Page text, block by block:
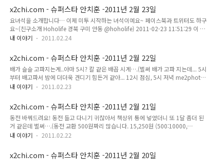
me2mobile me2photo) 2011-02-24 21:14:32 식후 디져트 커피한잔하며 수성
못 한ㅂㅏ퀴!(회식 후식 다이어트. 떡진 머리로 다음 코스는? ㅋㅋ me2mobile
me2photo) 2011-02-24 22:40:51 이틀 꼬박 일하고 저녁 겸 회식 간단히 하고…
집에 왔는데… 아깐 갠찮았는데.. 기분이 급 다운이네….(힘내자 힘... 피곤 얼른 ..
x2chi.com - 슈퍼스타 안치훈 -2011년 2월 23일
요녀석을 소개합니다… 이제 미투 시작하는 녀석이예요~ 페이스북과 트위터도 하구
요~(친구소개 Hoholife 경북 구미 안동 @hoholife) 2011-02-23 11:51:29 이 글
은 슈퍼스타님의 2011년 2월 23일의 미투데이 내용입니다.
내 이야기 2011.02.24
x2chi.com - 슈퍼스타 안치훈 -2011년 2월 22일
배가 슬슬 고파지는게..아마 5시? 칼 같은 배꼽 시계….(벌써 배가 고파 지는데... 5시
부터 배고파서 밤에 더더욱 견디기 힘든거 같아... 12시 점심, 5시 저녁 me2photo)
2011-02-22 17:06:12 “해구멍도 안이먹었는데~!”~ 옛날 아머지보다 더 어른들이
아들아 by x22chi 에 남긴 글(해석 "해도 아직 안넘어 갔는데~" 반댓말 "햇 구멍도
안민는데~!" ^^ 경상북도 안동 사투리 방언 아버지인데 아머지로 오타 났네요...)
2011-02-22 19:49:06 이 글은 슈퍼스타님의 2011년 2월 22일의 미투데이 내용입
니다.
내 이야기 2011.02.23
x2chi.com - 슈퍼스타 안치훈 -2011년 2월 21일
동전 바꿔드려요! 동전 들고 다니기 귀찮아서 책상위 통에 넣었더니 또 1달 좀더 된
거 같은데 벌써….(동전 교환 500원짜리 많습니다. 15,250원 (500:10000,
100:5200, 50:50) me2mobile me2photo 2fb) 2011-02-21 19:21:34 안드로
테스트 근데 왜케 흐리고 어두워 me2mobile me2photo) 2011-02-21 19:44:07
이 글은 슈퍼스타님의 2011년 2월 21일의 미투데이 내용입니다.
내 이야기 2011.02.22
x2chi.com - 슈퍼스타 안치훈 -2011년 2월 20일